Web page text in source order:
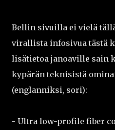
Bellin sivuilla ei vielä
virallista infosivua tästä
lisätietoa janoaville sain
kypärän teknisistä
(englanniksi, sori):
- Ultra low-profile fiber